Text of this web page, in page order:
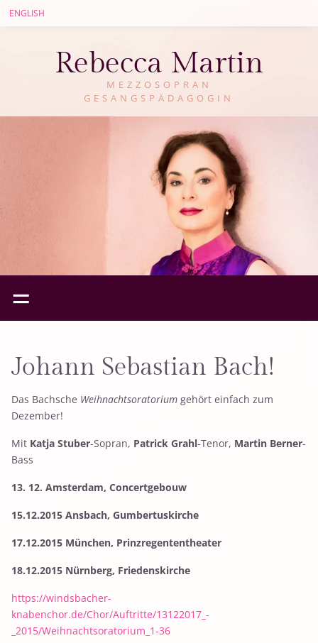
ENGLISH
Rebecca Martin
MEZZOSOPRAN
GESANGSPÄDAGOGIN
=
Johann Sebastian Bach!
Das Bachsche Weihnachtsoratorium gehört einfach zum
Dezember!
Mit Katja Stuber-Sopran, Patrick Grahl-Tenor, Martin Berner-
Bass
13. 12. Amsterdam, Concertgebouw
15.12.2015 Ansbach, Gumbertuskirche
17.12.2015 München, Prinzregententheater
18.12.2015 Nürnberg, Friedenskirche
https://windsbacher-
knabenchor.de/Chor/Auftritte/13122017_-
_2015/Weihnachtsoratorium_1-36